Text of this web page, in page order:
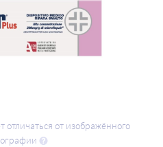
от изображённого